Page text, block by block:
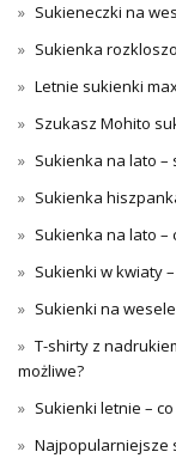
Sukieneczki na
Sukienka
Letnie sukienki
Szukasz Mohito
Sukienka na lato
Sukienka
Sukienka na lato –
Sukienki w kwiaty
Sukienki na
T-shirty z
możliwe?
Sukienki letnie –
Najpopularniejsze